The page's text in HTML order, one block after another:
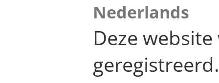
Nederlands
Deze